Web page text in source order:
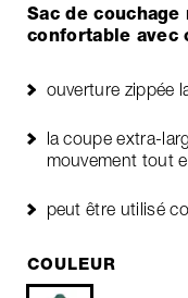
Sac de
confortable avec
ouverture zippée
la coupe extra-
mouvement tout
peut être utilisé
COULEUR